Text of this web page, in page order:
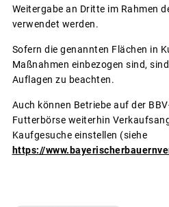
Weitergabe an Dritte im Rahmen
verwendet werden.
Sofern die genannten Flächen in
Maßnahmen einbezogen sind,
Auflagen zu beachten.
Auch können Betriebe auf der
Futterbörse weiterhin
Kaufgesuche einstellen (siehe
https://